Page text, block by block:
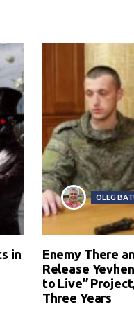
in
OLEG
Enemy There
Release
to Live”
Three Years